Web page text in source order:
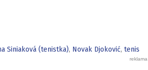
tentokrát na londýnské trávě neuspěje.
Siniaková (tenistka), Novak Djoković, tenis